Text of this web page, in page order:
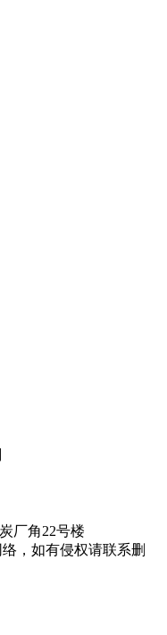
厂角22号楼
，如有侵权请联系删